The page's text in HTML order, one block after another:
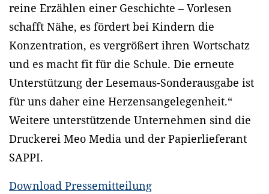
reine Erzählen einer Geschichte – Vorlesen
schafft Nähe, es fördert bei Kindern die
Konzentration, es vergrößert ihren Wortschatz
und es macht fit für die Schule. Die erneute
Unterstützung der Lesemaus-Sonderausgabe ist
für uns daher eine Herzensangelegenheit.“
Weitere unterstützende Unternehmen sind die
Druckerei Meo Media und der Papierlieferant
SAPPI.
Download Pressemitteilung